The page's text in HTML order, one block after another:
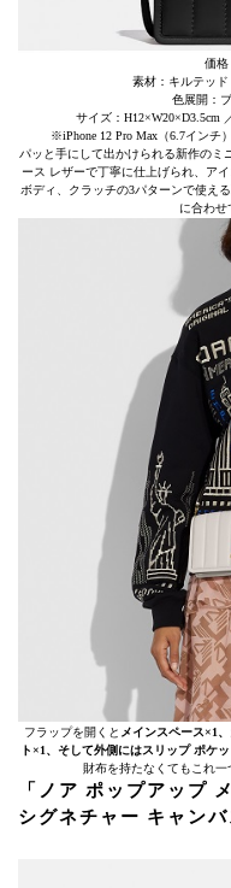
価格
素材：キルテッ
色展開：
サイズ：H12×W20×D3.5cm
※iPhone 12 Pro Max（6.7インチ
パッと手にして出かけられる新作のミ
ース レザーで丁寧に仕上げられ、ア
ボディ、クラッチの3パターンで使え
に合わせ
フラップを開くと メインスペース×1
ト×1、そして外側にはスリップ ポケ
財布を持たなくてもこれ一
「ノア ポップアップ
シグネチャー キャンバ